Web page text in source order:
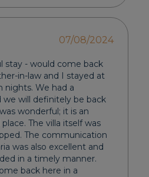
07/08/2024
stay - would come back
in-law and I stayed at
nights. We had a
will definitely be back
wonderful; it is an
The villa itself was
The communication
was also excellent and
in a timely manner.
back here in a